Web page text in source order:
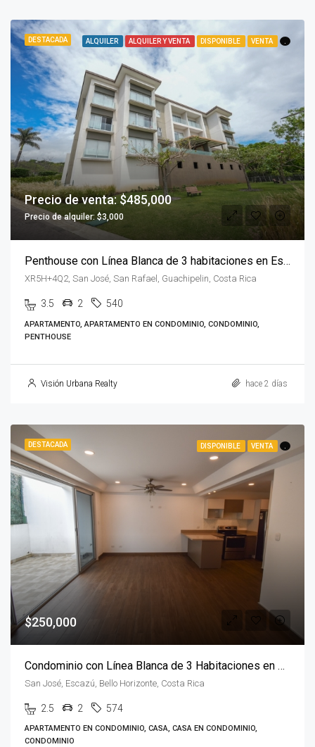
DESTACADA ALQUILER ALQUILER Y VENTA DISPONIBLE VENTA
Precio de venta: $485,000
Precio de alquiler: $3,000
Penthouse con Línea Blanca de 3 habitaciones en Escazú
XR5H+4Q2, San José, San Rafael, Guachipelin, Costa Rica
3.5 2 540
APARTAMENTO, APARTAMENTO EN CONDOMINIO, CONDOMINIO,
PENTHOUSE
Visión Urbana Realty hace 2 días
DESTACADA DISPONIBLE VENTA
$250,000
Condominio con Línea Blanca de 3 Habitaciones en Escazú
San José, Escazú, Bello Horizonte, Costa Rica
2.5 2 574
APARTAMENTO EN CONDOMINIO, CASA, CASA EN CONDOMINIO,
CONDOMINIO